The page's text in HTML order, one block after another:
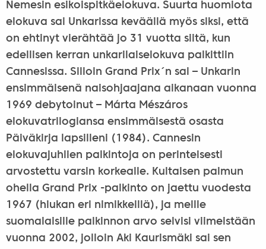
Nemesin esikoispitkäelokuva. Suurta huomiota
elokuva sai Unkarissa keväällä myös siksi, että
on ehtinyt vierähtää jo 31 vuotta siitä, kun
edellisen kerran unkarilaiselokuva palkittiin
Cannesissa. Silloin Grand Prix´n sai – Unkarin
ensimmäisenä naisohjaajana aikanaan vuonna
1969 debytoinut – Márta Mészáros
elokuvatrilogiansa ensimmäisestä osasta
Päiväkirja lapsilleni (1984). Cannesin
elokuvajuhlien palkintoja on perinteisesti
arvostettu varsin korkealle. Kultaisen palmun
ohella Grand Prix -palkinto on jaettu vuodesta
1967 (hiukan eri nimikkeillä), ja meille
suomalaisille palkinnon arvo selvisi viimeistään
vuonna 2002, jolloin Aki Kaurismäki sai sen